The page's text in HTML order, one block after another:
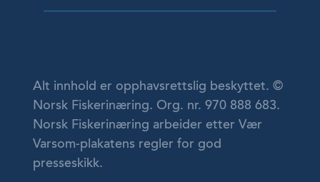
Alt innhold er opphavsrettslig beskyttet. ©
Norsk Fiskerinæring. Org. nr. 970 888 683.
Norsk Fiskerinæring arbeider etter Vær
Varsom-plakatens regler for god
presseskikk.